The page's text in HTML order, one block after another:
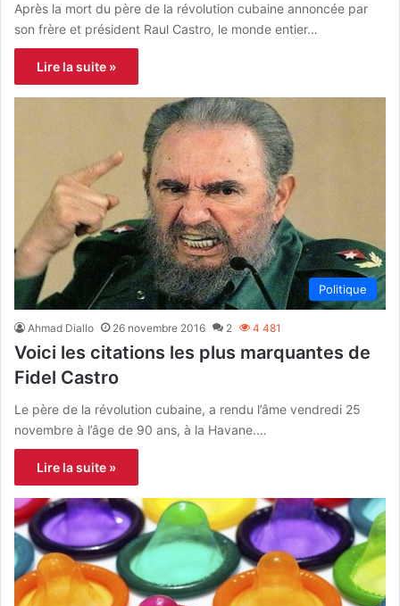
Après la mort du père de la révolution cubaine annoncée par
son frère et président Raul Castro, le monde entier…
Lire la suite »
Politique
Ahmad Diallo 26 novembre 2016 2 4 481
Voici les citations les plus marquantes de
Fidel Castro
Le père de la révolution cubaine, a rendu l’âme vendredi 25
novembre à l’âge de 90 ans, à la Havane.…
Lire la suite »